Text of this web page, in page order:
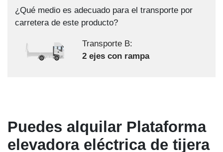
¿Qué medio es adecuado para el transporte por
carretera de este producto?
Transporte B:
2 ejes con rampa
Puedes alquilar Plataforma
elevadora eléctrica de tijera